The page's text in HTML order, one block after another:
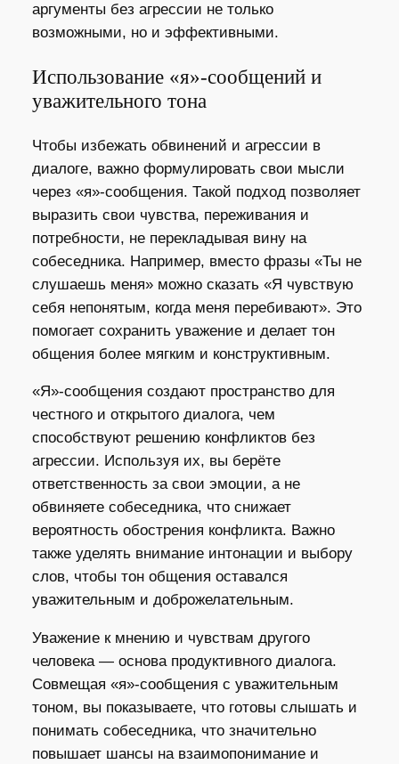
аргументы без агрессии не только
возможными, но и эффективными.
Использование «я»-сообщений и
уважительного тона
Чтобы избежать обвинений и агрессии в
диалоге, важно формулировать свои мысли
через «я»-сообщения. Такой подход позволяет
выразить свои чувства, переживания и
потребности, не перекладывая вину на
собеседника. Например, вместо фразы «Ты не
слушаешь меня» можно сказать «Я чувствую
себя непонятым, когда меня перебивают». Это
помогает сохранить уважение и делает тон
общения более мягким и конструктивным.
«Я»-сообщения создают пространство для
честного и открытого диалога, чем
способствуют решению конфликтов без
агрессии. Используя их, вы берёте
ответственность за свои эмоции, а не
обвиняете собеседника, что снижает
вероятность обострения конфликта. Важно
также уделять внимание интонации и выбору
слов, чтобы тон общения оставался
уважительным и доброжелательным.
Уважение к мнению и чувствам другого
человека — основа продуктивного диалога.
Совмещая «я»-сообщения с уважительным
тоном, вы показываете, что готовы слышать и
понимать собеседника, что значительно
повышает шансы на взаимопонимание и